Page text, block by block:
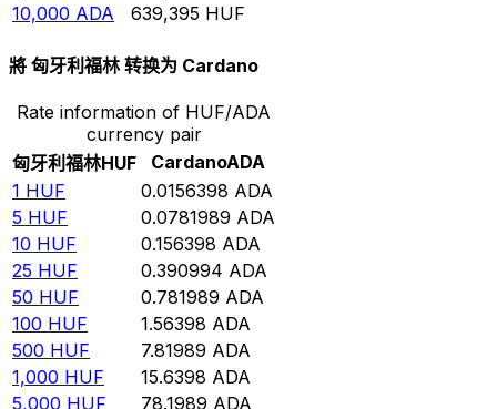
10,000 ADA 639,395 HUF
將 匈牙利福林 转换为 Cardano
Rate information of HUF/ADA
currency pair
匈牙利福林HUF CardanoADA
1 HUF 0.0156398 ADA
5 HUF 0.0781989 ADA
10 HUF 0.156398 ADA
25 HUF 0.390994 ADA
50 HUF 0.781989 ADA
100 HUF 1.56398 ADA
500 HUF 7.81989 ADA
1,000 HUF 15.6398 ADA
5,000 HUF 78.1989 ADA